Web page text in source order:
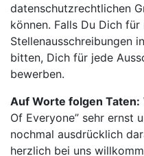
datenschutzrechtlichen
können. Falls Du Dich für
Stellenausschreibungen
bitten, Dich für jede
bewerben.
Auf Worte folgen Taten:
Of Everyone” sehr ernst
nochmal ausdrücklich
herzlich bei uns